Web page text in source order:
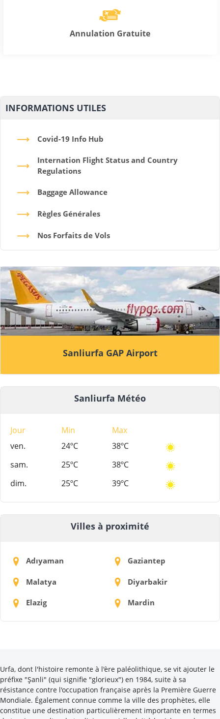
Annulation Gratuite
INFORMATIONS UTILES
Covid-19 Info Hub
Internation Flight Status and Country
Regulations
Baggage Allowance
Règles Générales
Nos Forfaits de Vols
Sanliurfa GAP Airport
Sanliurfa Météo
Jour Min
Max
ven.
24ºC
38ºC
sam.
25ºC
38ºC
dim.
25ºC 39ºC
Villes à proximité
Adıyaman Gaziantep
Malatya Diyarbakir
Elazig Mardin
Urfa, dont l'histoire remonte à l'ère paléolithique, se vit ajouter le
préfixe "Şanli" (qui signifie "glorieux") en 1984, suite à sa
résistance contre l'occupation française après la Première Guerre
Mondiale. Également connue comme la ville des prophètes, elle
constitue une destination particulièrement importante en termes